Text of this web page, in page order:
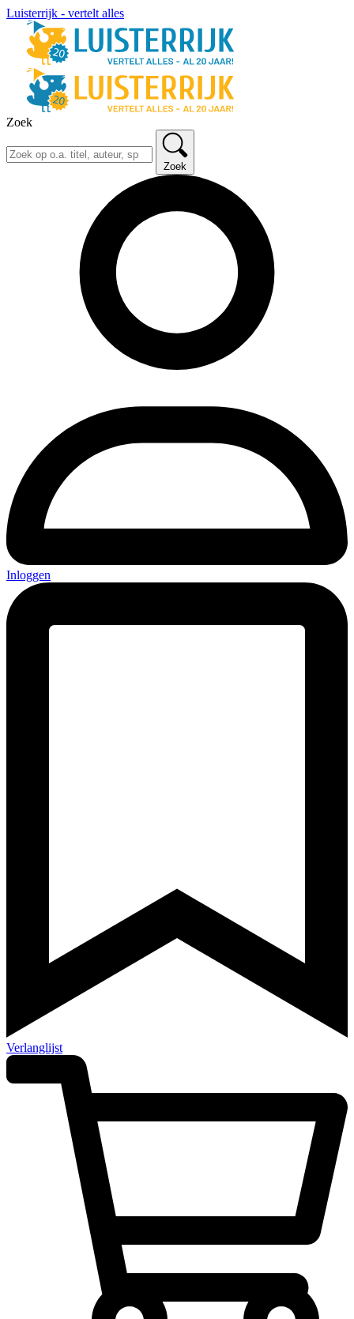
Luisterrijk - vertelt alles
Zoek
Zoek
Inloggen
Verlanglijst